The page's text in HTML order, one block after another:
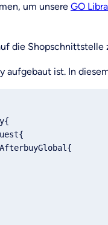
um unsere GO
die
aufgebaut ist. In